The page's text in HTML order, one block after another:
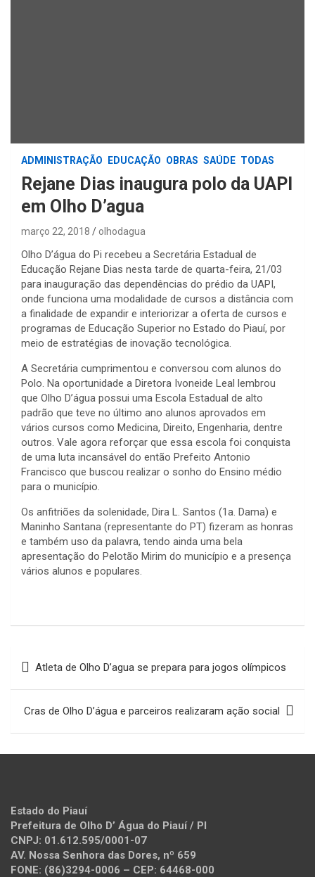
ADMINISTRAÇÃO EDUCAÇÃO OBRAS SAÚDE TODAS
Rejane Dias inaugura polo da UAPI
em Olho D’agua
março 22, 2018 olhodagua
Olho D’água do Pi recebeu a Secretária Estadual de
Educação Rejane Dias nesta tarde de quarta-feira, 21/03
para inauguração das dependências do prédio da UAPI,
onde funciona uma modalidade de cursos a distância com
a finalidade de expandir e interiorizar a oferta de cursos e
programas de Educação Superior no Estado do Piauí, por
meio de estratégias de inovação tecnológica.
A Secretária cumprimentou e conversou com alunos do
Polo. Na oportunidade a Diretora Ivoneide Leal lembrou
que Olho D’água possui uma Escola Estadual de alto
padrão que teve no último ano alunos aprovados em
vários cursos como Medicina, Direito, Engenharia, dentre
outros. Vale agora reforçar que essa escola foi conquista
de uma luta incansável do então Prefeito Antonio
Francisco que buscou realizar o sonho do Ensino médio
para o município.
Os anfitriões da solenidade, Dira L. Santos (1a. Dama) e
Maninho Santana (representante do PT) fizeram as honras
e também uso da palavra, tendo ainda uma bela
apresentação do Pelotão Mirim do município e a presença
vários alunos e populares.
Atleta de Olho D’agua se prepara para jogos olímpicos
Cras de Olho D’água e parceiros realizaram ação social
Estado do Piauí
Prefeitura de Olho D’ Água do Piauí / PI
CNPJ: 01.612.595/0001-07
AV. Nossa Senhora das Dores, nº 659
FONE: (86)3294-0006 – CEP: 64468-000